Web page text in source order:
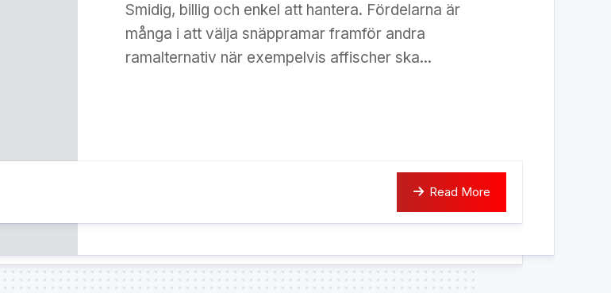
Smidig, billig och enkel att hantera. Fördelarna är
många i att välja snäppramar framför andra
ramalternativ när exempelvis affischer ska...
Read More